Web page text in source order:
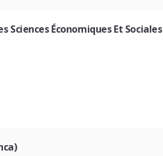
Sciences Économiques Et Sociales